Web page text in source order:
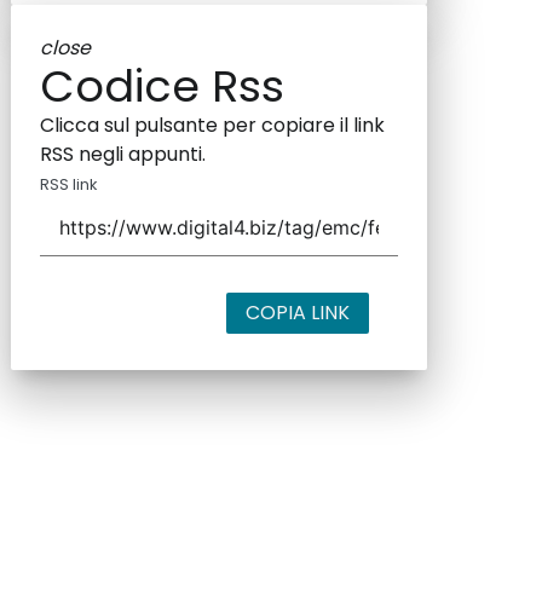
close
Codice Rss
Clicca sul pulsante per copiare il link
RSS negli appunti.
RSS link
COPIA LINK